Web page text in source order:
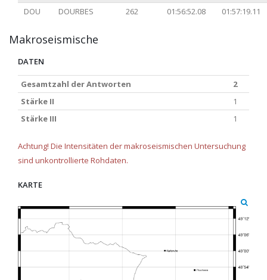
DOU
DOURBES 262 01:56:52.08 01:57:19.11
Makroseismische
DATEN
Gesamtzahl der Antworten
2
Stärke II
1
Stärke III
1
Achtung! Die Intensitäten der makroseismischen Untersuchung
sind unkontrollierte Rohdaten.
KARTE